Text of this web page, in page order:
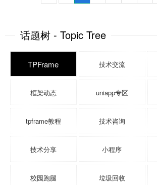
话题树 - Topic Tree
TPFrame 技术交流
框架动态 uniapp专区
tpframe教程 技术咨询
技术分享 小程序
校园跑腿 垃圾回收